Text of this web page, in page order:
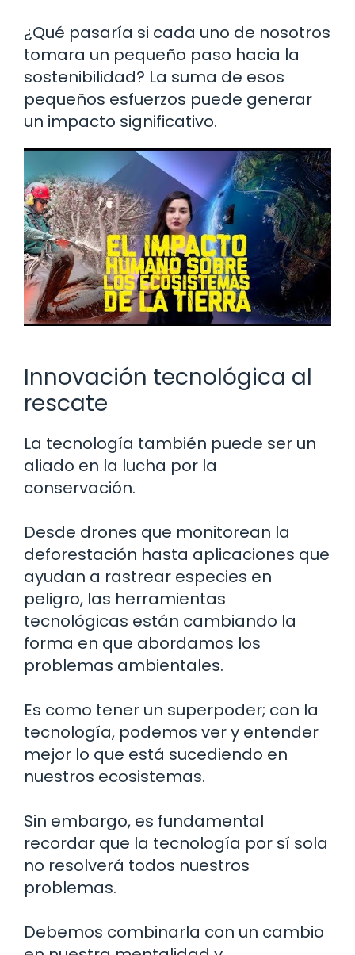
¿Qué pasaría si cada uno de nosotros
tomara un pequeño paso hacia la
sostenibilidad? La suma de esos
pequeños esfuerzos puede generar
un impacto significativo.
Innovación tecnológica al
rescate
La tecnología también puede ser un
aliado en la lucha por la
conservación.
Desde drones que monitorean la
deforestación hasta aplicaciones que
ayudan a rastrear especies en
peligro, las herramientas
tecnológicas están cambiando la
forma en que abordamos los
problemas ambientales.
Es como tener un superpoder; con la
tecnología, podemos ver y entender
mejor lo que está sucediendo en
nuestros ecosistemas.
Sin embargo, es fundamental
recordar que la tecnología por sí sola
no resolverá todos nuestros
problemas.
Debemos combinarla con un cambio